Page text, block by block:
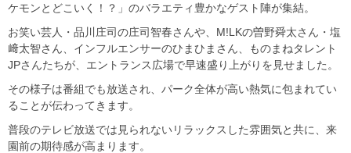
ケモンとどこいく！？」のバラエティ豊かなゲスト陣が集結。
お笑い芸人・品川庄司の庄司智春さんや、M!LKの曽野舜太さん・塩
﨑太智さん、インフルエンサーのひまひまさん、ものまねタレント
JPさんたちが、エントランス広場で早速盛り上がりを見せました。
その様子は番組でも放送され、パーク全体が高い熱気に包まれてい
ることが伝わってきます。
普段のテレビ放送では見られないリラックスした雰囲気と共に、来
園前の期待感が高まります。